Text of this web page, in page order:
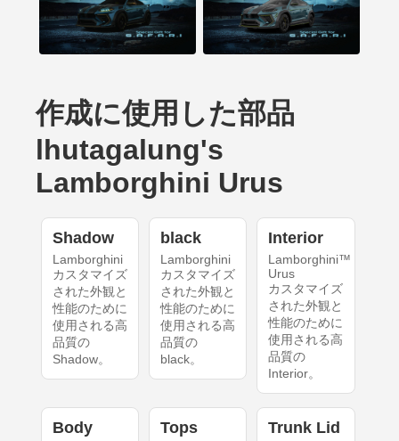
作成に使用した部品
lhutagalung's
Lamborghini Urus
Shadow
Lamborghini
カスタマイズ
された外観と
性能のために
使用される高
品質の
Shadow。
black
Lamborghini
カスタマイズ
された外観と
性能のために
使用される高
品質の
black。
Interior
Lamborghini™
Urus
カスタマイズ
された外観と
性能のために
使用される高
品質の
Interior。
Body Tops Trunk Lid